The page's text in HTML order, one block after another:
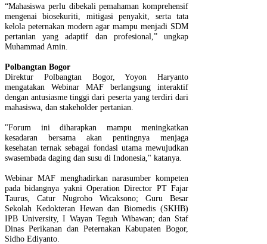
“Mahasiswa perlu dibekali pemahaman komprehensif
mengenai biosekuriti, mitigasi penyakit, serta tata
kelola peternakan modern agar mampu menjadi SDM
pertanian yang adaptif dan profesional,” ungkap
Muhammad Amin.
Polbangtan Bogor
Direktur Polbangtan Bogor, Yoyon Haryanto
mengatakan Webinar MAF berlangsung interaktif
dengan antusiasme tinggi dari peserta yang terdiri dari
mahasiswa, dan stakeholder pertanian.
"Forum ini diharapkan mampu meningkatkan
kesadaran bersama akan pentingnya menjaga
kesehatan ternak sebagai fondasi utama mewujudkan
swasembada daging dan susu di Indonesia," katanya.
Webinar MAF menghadirkan narasumber kompeten
pada bidangnya yakni Operation Director PT Fajar
Taurus, Catur Nugroho Wicaksono; Guru Besar
Sekolah Kedokteran Hewan dan Biomedis (SKHB)
IPB University, I Wayan Teguh Wibawan; dan Staf
Dinas Perikanan dan Peternakan Kabupaten Bogor,
Sidho Ediyanto.